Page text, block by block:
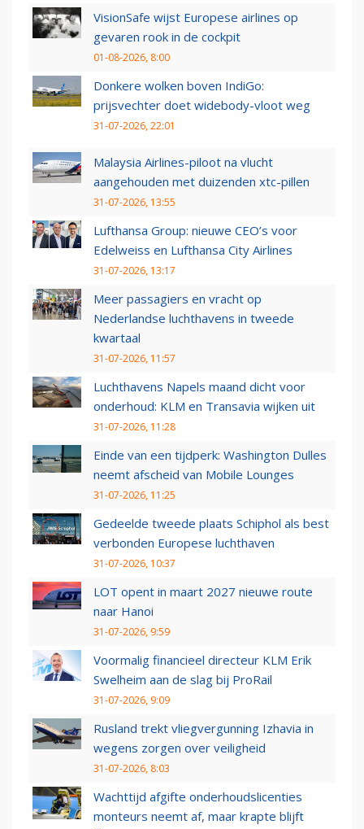
VisionSafe wijst Europese airlines op
gevaren rook in de cockpit
01-08-2026, 8:00
Donkere wolken boven IndiGo:
prijsvechter doet widebody-vloot weg
31-07-2026, 22:01
Malaysia Airlines-piloot na vlucht
aangehouden met duizenden xtc-pillen
31-07-2026, 13:55
Lufthansa Group: nieuwe CEO’s voor
Edelweiss en Lufthansa City Airlines
31-07-2026, 13:17
Meer passagiers en vracht op
Nederlandse luchthavens in tweede
kwartaal
31-07-2026, 11:57
Luchthavens Napels maand dicht voor
onderhoud: KLM en Transavia wijken uit
31-07-2026, 11:28
Einde van een tijdperk: Washington Dulles
neemt afscheid van Mobile Lounges
31-07-2026, 11:25
Gedeelde tweede plaats Schiphol als best
verbonden Europese luchthaven
31-07-2026, 10:37
LOT opent in maart 2027 nieuwe route
naar Hanoi
31-07-2026, 9:59
Voormalig financieel directeur KLM Erik
Swelheim aan de slag bij ProRail
31-07-2026, 9:09
Rusland trekt vliegvergunning Izhavia in
wegens zorgen over veiligheid
31-07-2026, 8:03
Wachttijd afgifte onderhoudslicenties
monteurs neemt af, maar krapte blijft